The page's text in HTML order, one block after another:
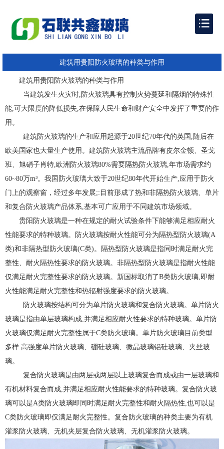
建筑用贵阳防火玻璃的种类与作用
建筑用贵阳防火玻璃的种类与作用
当建筑发生火灾时,防火玻璃具有控制火势蔓延和隔烟的特殊性
能,可大限度的降低损失,在保障人民生命和财产安全中发挥了重要的作
用。
建筑防火玻璃的生产和应用起源于20世纪70年代的英国,随后在
欧美国家也大量生产使用。建筑防火玻璃主流品牌有皮尔金顿、圣戈
班、旭硝子肖特,欧洲防火玻璃80%需要隔热防火玻璃,年市场需求约
60~80万m³。我国防火玻璃大致于20世纪80年代开始生产,应用于防火
门上的观察窗，经过多年发展;:目前形成了热和非隔热防火玻璃、单片
和复合防火玻璃产品体系,基本可广应用于不同建筑市场领域。
贵阳防火玻璃是一种在规定的耐火试验条件下能够满足相应耐火
性能要求的特种玻璃。防火玻璃按耐火性能可分为隔热型防火玻璃(A
类)和非隔热型防火玻璃(C类)。隔热型防火玻璃是指同时满足耐火完
整性、耐火隔热性要求的防火玻璃。非隔热型防火玻璃是指耐火性能
仅满足耐火完整性要求的防火玻璃。新国标取消了B类防火玻璃,即耐
火性能满足耐火完整性和热辐射强度要求的防火玻璃。
防火玻璃按结构可分为单片防火玻璃和复合防火玻璃。单片防火
玻璃是指由单层玻璃构成,并满足相应耐火性要求的特种玻璃。单片防
火玻璃仅满足耐火完整性属于C类防火玻璃。单片防火玻璃目前类型
多样:高强度单片防火玻璃、硼硅玻璃、微晶玻璃铝硅玻璃、夹丝玻
璃。
复合防火玻璃是由两层或两层以上玻璃复合而成或由一层玻璃和
有机材料复合而成,并满足相应耐火性能要求的特种玻璃。复合防火玻
璃可以是A类防火玻璃即同时满足耐火完整性和耐火隔热性,也可以是
C类防火玻璃即仅满足耐火完整性。复合防火玻璃的种类主要为有机
灌浆防火玻璃、无机夹层复合防火玻璃、无机灌浆防火玻璃。